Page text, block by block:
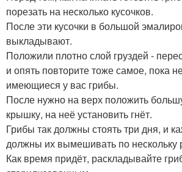
порезать на несколько кусочков.
После эти кусочки в большой
выкладывают.
Положили плотно слой груздей -
и опять повторите тоже самое, пока
имеющиеся у вас грибы.
После нужно на верх положить
крышку, на неё установить гнёт.
Грибы так должны стоять три дня, и
должны их вымешивать по нескольку
Как время придёт, раскладывайте